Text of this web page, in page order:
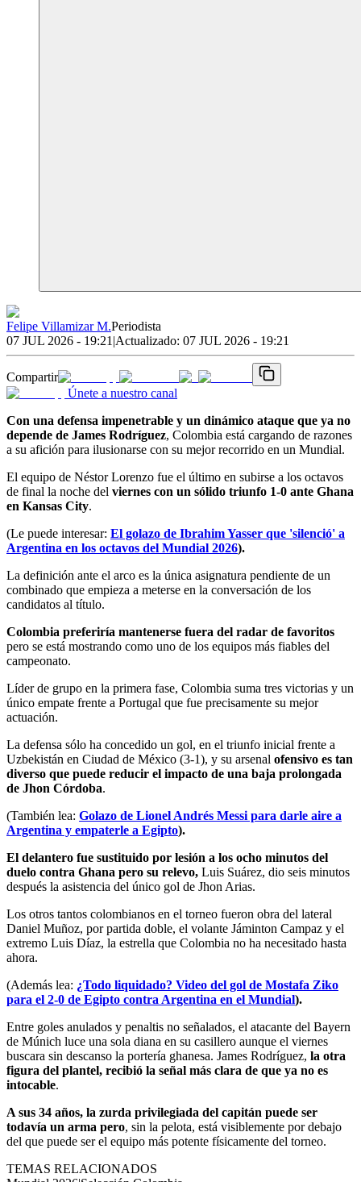
Felipe Villamizar M.Periodista
07 JUL 2026 - 19:21 |Actualizado: 07 JUL 2026 - 19:21
Compartir
Únete a nuestro canal
Con una defensa impenetrable y un dinámico ataque que ya no
depende de James Rodríguez, Colombia está cargando de razones
a su afición para ilusionarse con su mejor recorrido en un Mundial.
El equipo de Néstor Lorenzo fue el último en subirse a los octavos
de final la noche del viernes con un sólido triunfo 1-0 ante Ghana
en Kansas City.
(Le puede interesar: El golazo de Ibrahim Yasser que 'silenció' a
Argentina en los octavos del Mundial 2026).
La definición ante el arco es la única asignatura pendiente de un
combinado que empieza a meterse en la conversación de los
candidatos al título.
Colombia preferiría mantenerse fuera del radar de favoritos
pero se está mostrando como uno de los equipos más fiables del
campeonato.
Líder de grupo en la primera fase, Colombia suma tres victorias y un
único empate frente a Portugal que fue precisamente su mejor
actuación.
La defensa sólo ha concedido un gol, en el triunfo inicial frente a
Uzbekistán en Ciudad de México (3-1), y su arsenal ofensivo es tan
diverso que puede reducir el impacto de una baja prolongada
de Jhon Córdoba.
(También lea: Golazo de Lionel Andrés Messi para darle aire a
Argentina y empaterle a Egipto).
El delantero fue sustituido por lesión a los ocho minutos del
duelo contra Ghana pero su relevo, Luis Suárez, dio seis minutos
después la asistencia del único gol de Jhon Arias.
Los otros tantos colombianos en el torneo fueron obra del lateral
Daniel Muñoz, por partida doble, el volante Jáminton Campaz y el
extremo Luis Díaz, la estrella que Colombia no ha necesitado hasta
ahora.
(Además lea: ¿Todo liquidado? Video del gol de Mostafa Ziko
para el 2-0 de Egipto contra Argentina en el Mundial).
Entre goles anulados y penaltis no señalados, el atacante del Bayern
de Múnich luce una sola diana en su casillero aunque el viernes
buscara sin descanso la portería ghanesa. James Rodríguez, la otra
figura del plantel, recibió la señal más clara de que ya no es
intocable.
A sus 34 años, la zurda privilegiada del capitán puede ser
todavía un arma pero, sin la pelota, está visiblemente por debajo
del que puede ser el equipo más potente físicamente del torneo.
TEMAS RELACIONADOS